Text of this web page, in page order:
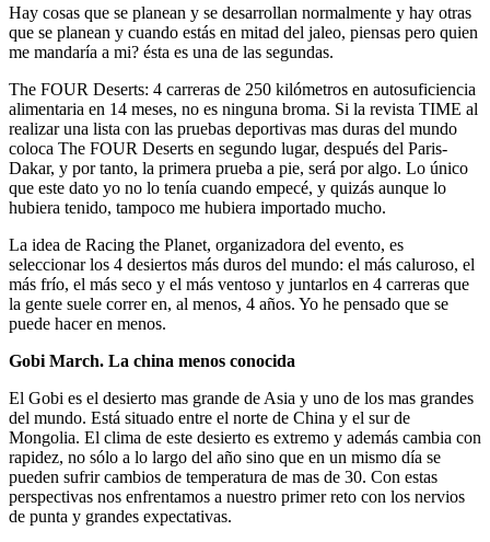
Hay cosas que se planean y se desarrollan normalmente y hay otras
que se planean y cuando estás en mitad del jaleo, piensas pero quien
me mandaría a mi? ésta es una de las segundas.
The FOUR Deserts: 4 carreras de 250 kilómetros en autosuficiencia
alimentaria en 14 meses, no es ninguna broma. Si la revista TIME al
realizar una lista con las pruebas deportivas mas duras del mundo
coloca The FOUR Deserts en segundo lugar, después del Paris-
Dakar, y por tanto, la primera prueba a pie, será por algo. Lo único
que este dato yo no lo tenía cuando empecé, y quizás aunque lo
hubiera tenido, tampoco me hubiera importado mucho.
La idea de Racing the Planet, organizadora del evento, es
seleccionar los 4 desiertos más duros del mundo: el más caluroso, el
más frío, el más seco y el más ventoso y juntarlos en 4 carreras que
la gente suele correr en, al menos, 4 años. Yo he pensado que se
puede hacer en menos.
Gobi March. La china menos conocida
El Gobi es el desierto mas grande de Asia y uno de los mas grandes
del mundo. Está situado entre el norte de China y el sur de
Mongolia. El clima de este desierto es extremo y además cambia con
rapidez, no sólo a lo largo del año sino que en un mismo día se
pueden sufrir cambios de temperatura de mas de 30. Con estas
perspectivas nos enfrentamos a nuestro primer reto con los nervios
de punta y grandes expectativas.